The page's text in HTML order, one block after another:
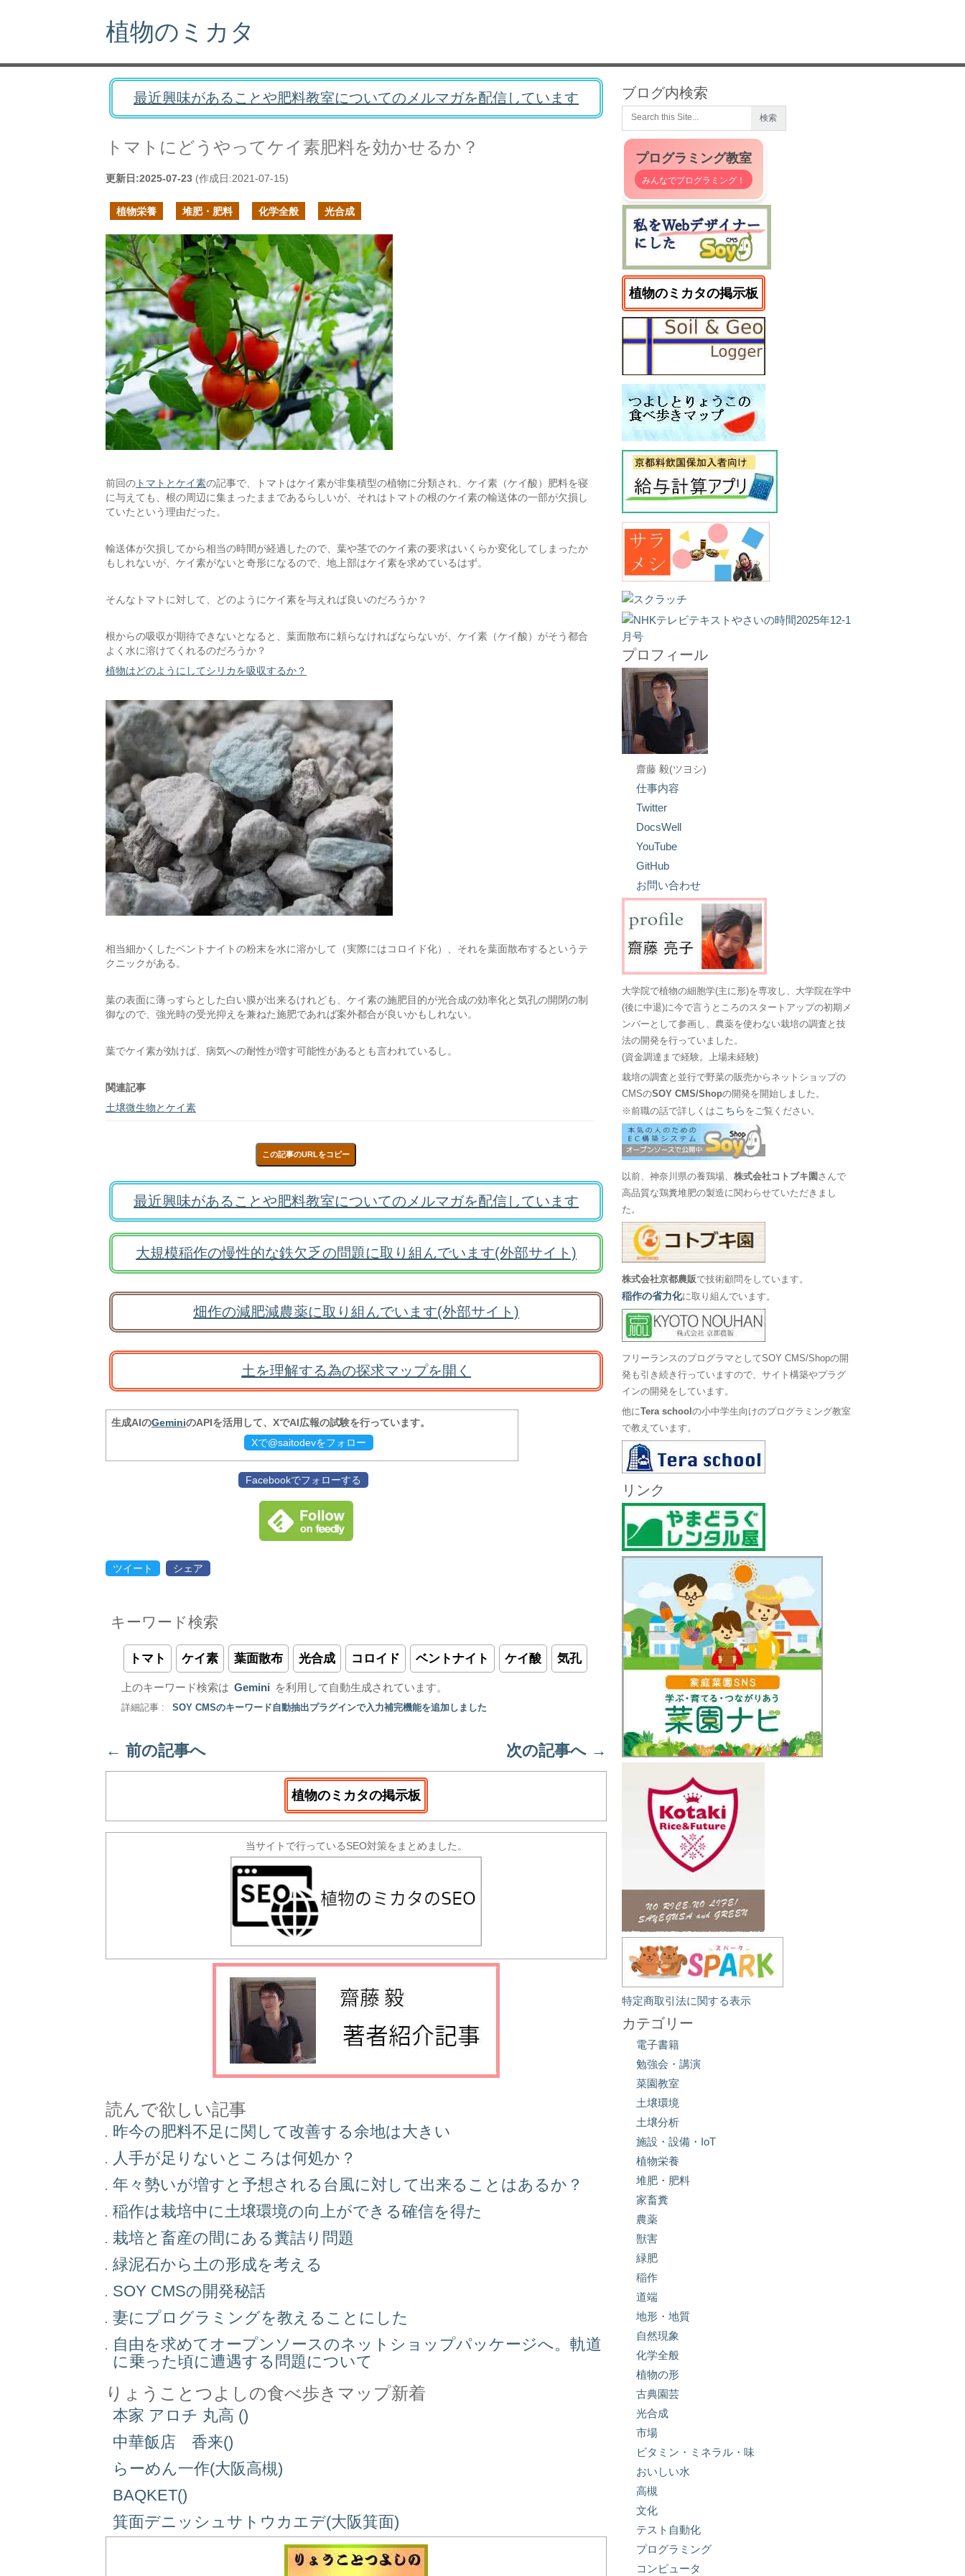
植物のミカタ
最近興味があることや肥料教室についてのメルマガを配信しています
トマトにどうやってケイ素肥料を効かせるか？
更新日:2025-07-23 (作成日:2021-07-15)
植物栄養 堆肥・肥料 化学全般 光合成
前回の トマトとケイ素の記事で、トマトはケイ素が非集積型の植物に分類され、ケイ素（ケイ酸）肥料を寝
に与えても、根の周辺に集まったままであるらしいが、それはトマトの根のケイ素の輸送体の一部が欠損し
ていたという理由だった。
輸送体が欠損してから相当の時間が経過したので、葉や茎でのケイ素の要求はいくらか変化してしまったか
もしれないが、ケイ素がないと奇形になるので、地上部はケイ素を求めているはず。
そんなトマトに対して、どのようにケイ素を与えれば良いのだろうか？
根からの吸収が期待できないとなると、葉面散布に頼らなければならないが、ケイ素（ケイ酸）がそう都合
よく水に溶けてくれるのだろうか？
植物はどのようにしてシリカを吸収するか？
相当細かくしたベントナイトの粉末を水に溶かして（実際にはコロイド化）、それを葉面散布するというテ
クニックがある。
葉の表面に薄っすらとした白い膜が出来るけれども、ケイ素の施肥目的が光合成の効率化と気孔の開閉の制
御なので、強光時の受光抑えを兼ねた施肥であれば案外都合が良いかもしれない。
葉でケイ素が効けば、病気への耐性が増す可能性があるとも言われているし。
関連記事
土壌微生物とケイ素
この記事のURLをコピー
最近興味があることや肥料教室についてのメルマガを配信しています
大規模稲作の慢性的な鉄欠乏の問題に取り組んでいます(外部サイト)
畑作の減肥減農薬に取り組んでいます(外部サイト)
土を理解する為の探求マップを開く
生成AIのGeminiのAPIを活用して、XでAI広報の試験を行っています。
Xで@saitodevをフォロー
Facebookでフォローする
ツイート シェア
キーワード検索
トマト ケイ素 葉面散布 光合成 コロイド ベントナイト ケイ酸 気孔
上のキーワード検索は Gemini を利用して自動生成されています。
詳細記事 : SOY CMSのキーワード自動抽出プラグインで入力補完機能を追加しました
← 前の記事へ 次の記事へ →
植物のミカタの掲示板
当サイトで行っているSEO対策をまとめました。
読んで欲しい記事
昨今の肥料不足に関して改善する余地は大きい
人手が足りないところは何処か？
年々勢いが増すと予想される台風に対して出来ることはあるか？
稲作は栽培中に土壌環境の向上ができる確信を得た
栽培と畜産の間にある糞詰り問題
緑泥石から土の形成を考える
SOY CMSの開発秘話
妻にプログラミングを教えることにした
自由を求めてオープンソースのネットショップパッケージへ。軌道
に乗った頃に遭遇する問題について
りょうことつよしの食べ歩きマップ新着
本家 アロチ 丸高 ()
中華飯店 香来()
らーめん一作(大阪高槻)
BAQKET()
箕面デニッシュサトウカエデ(大阪箕面)
ブログ内検索
プログラミング教室
みんなでプログラミング！
植物のミカタの掲示板
プロフィール
齋藤 毅(ツヨシ)
仕事内容
Twitter
DocsWell
YouTube
GitHub
お問い合わせ
大学院で植物の細胞学(主に形)を専攻し、大学院在学中
(後に中退)に今で言うところのスタートアップの初期メ
ンバーとして参画し、農薬を使わない栽培の調査と技
法の開発を行っていました。
(資金調達まで経験。上場未経験)
栽培の調査と並行で野菜の販売からネットショップの
CMSのSOY CMS/Shopの開発を開始しました。
※前職の話で詳しくは こちら をご覧ください。
以前、神奈川県の養鶏場、株式会社コトブキ園 さんで
高品質な鶏糞堆肥の製造に関わらせていただきまし
た。
株式会社京都農販で技術顧問をしています。
稲作の省力化に取り組んでいます。
フリーランスのプログラマとしてSOY CMS/Shopの開
発も引き続き行っていますので、サイト構築やプラグ
インの開発をしています。
他にTera schoolの小中学生向けのプログラミング教室
で教えています。
リンク
特定商取引法に関する表示
カテゴリー
電子書籍
勉強会・講演
菜園教室
土壌環境
土壌分析
施設・設備・IoT
植物栄養
堆肥・肥料
家畜糞
農薬
獣害
緑肥
稲作
道端
地形・地質
自然現象
化学全般
植物の形
古典園芸
光合成
市場
ビタミン・ミネラル・味
おいしい水
高槻
文化
テスト自動化
プログラミング
コンピュータ